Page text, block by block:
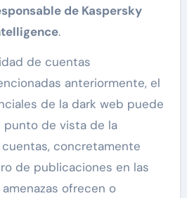
de Kaspersky
.
de cuentas
anteriormente, el
de la dark web puede
punto de vista de la
concretamente
de publicaciones en las
ofrecen o